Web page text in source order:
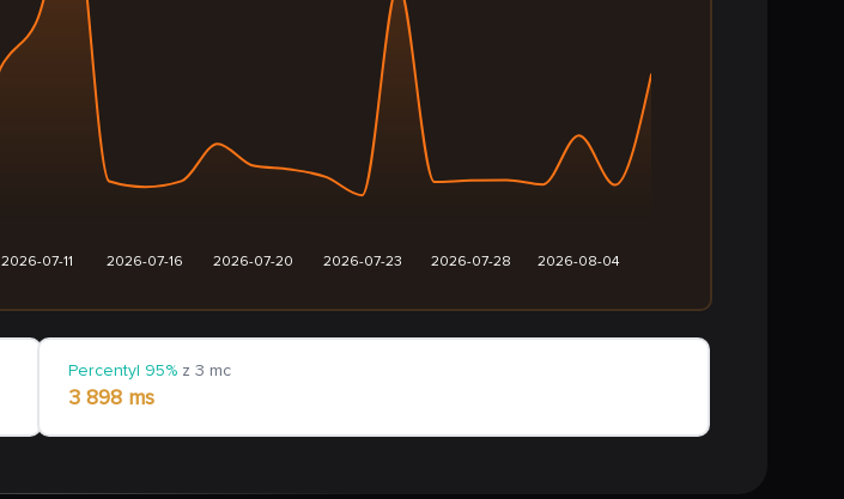
2026-07-11 2026-07-16 2026-07-20 2026-07-23 2026-07-28 2026-08-04
Percentyl 95% z 3 mc
3 898 ms